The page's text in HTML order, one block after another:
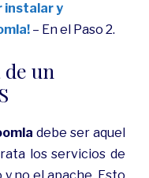
instalar y
– En el Paso 2.
un
debe ser aquel
los servicios de